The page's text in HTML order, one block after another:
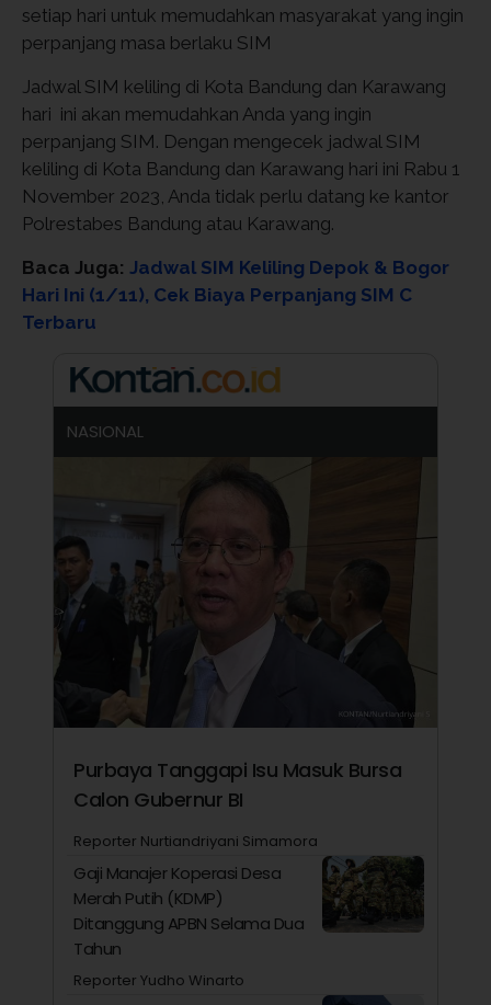
setiap hari untuk memudahkan masyarakat yang ingin
perpanjang masa berlaku SIM
Jadwal SIM keliling di Kota Bandung dan Karawang
hari ini akan memudahkan Anda yang ingin
perpanjang SIM. Dengan mengecek jadwal SIM
keliling di Kota Bandung dan Karawang hari ini Rabu 1
November 2023, Anda tidak perlu datang ke kantor
Polrestabes Bandung atau Karawang.
Baca Juga: Jadwal SIM Keliling Depok & Bogor
Hari Ini (1/11), Cek Biaya Perpanjang SIM C
Terbaru
NASIONAL
Purbaya Tanggapi Isu Masuk Bursa
Calon Gubernur BI
Reporter Nurtiandriyani Simamora
Gaji Manajer Koperasi Desa
Merah Putih (KDMP)
Ditanggung APBN Selama Dua
Tahun
Reporter Yudho Winarto